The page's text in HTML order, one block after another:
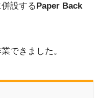
設するPaper Back
できました。